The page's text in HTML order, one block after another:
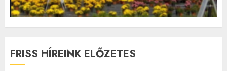
FRISS HÍREINK ELŐZETES